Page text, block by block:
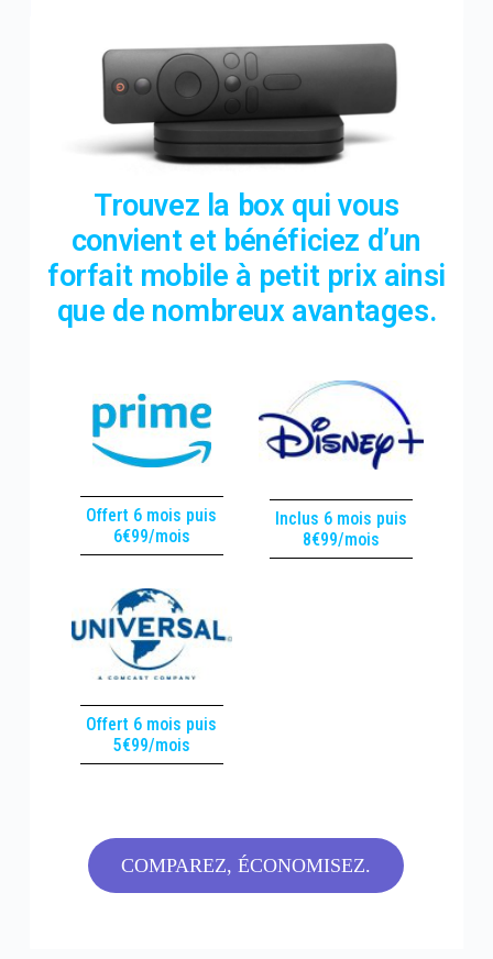
Trouvez la box qui vous
convient et bénéficiez d’un
forfait mobile à petit prix ainsi
que de nombreux avantages.
Offert 6 mois puis
6€99/mois
Inclus 6 mois puis
8€99/mois
Offert 6 mois puis
5€99/mois
COMPAREZ, ÉCONOMISEZ.​